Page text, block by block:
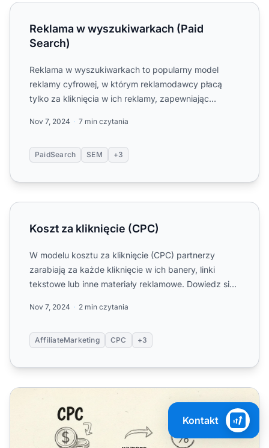
Reklama w wyszukiwarkach (Paid Search)
Reklama w wyszukiwarkach (Paid
Search)
Reklama w wyszukiwarkach to popularny model
reklamy cyfrowej, w którym reklamodawcy płacą
tylko za kliknięcia w ich reklamy, zapewniając
Nov 7, 2024 7 min czytania
PaidSearch SEM +3
Koszt za kliknięcie (CPC)
Koszt za kliknięcie (CPC)
W modelu kosztu za kliknięcie (CPC) partnerzy
zarabiają za każde kliknięcie w ich banery, linki
tekstowe lub inne materiały reklamowe. Dowiedz się,
Nov 7, 2024 2 min czytania
AffiliateMarketing CPC +3
CPC vs CTR: Zrozumienie kluczowych metryk
Kontakt